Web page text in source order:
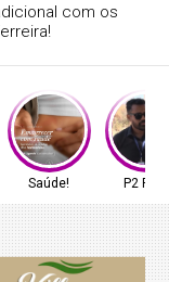
com os
Saúde! P2 Play!